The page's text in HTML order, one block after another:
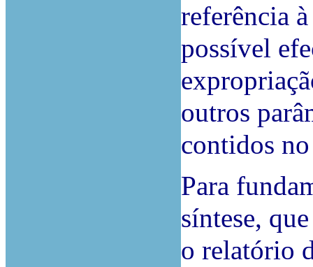
referência
possível
outros
contidos
Para
síntese,
o relatório